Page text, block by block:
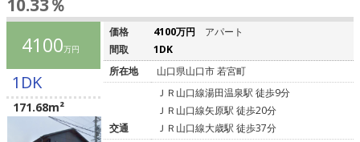
10.33％
4100万円
1DK
171.68m²
価格 4100万円
アパート
間取
1DK
所在地
山口県山口市 若宮町
交通
ＪＲ山口線湯田温泉駅 徒歩9分
ＪＲ山口線矢原駅 徒歩20分
ＪＲ山口線大歳駅 徒歩37分